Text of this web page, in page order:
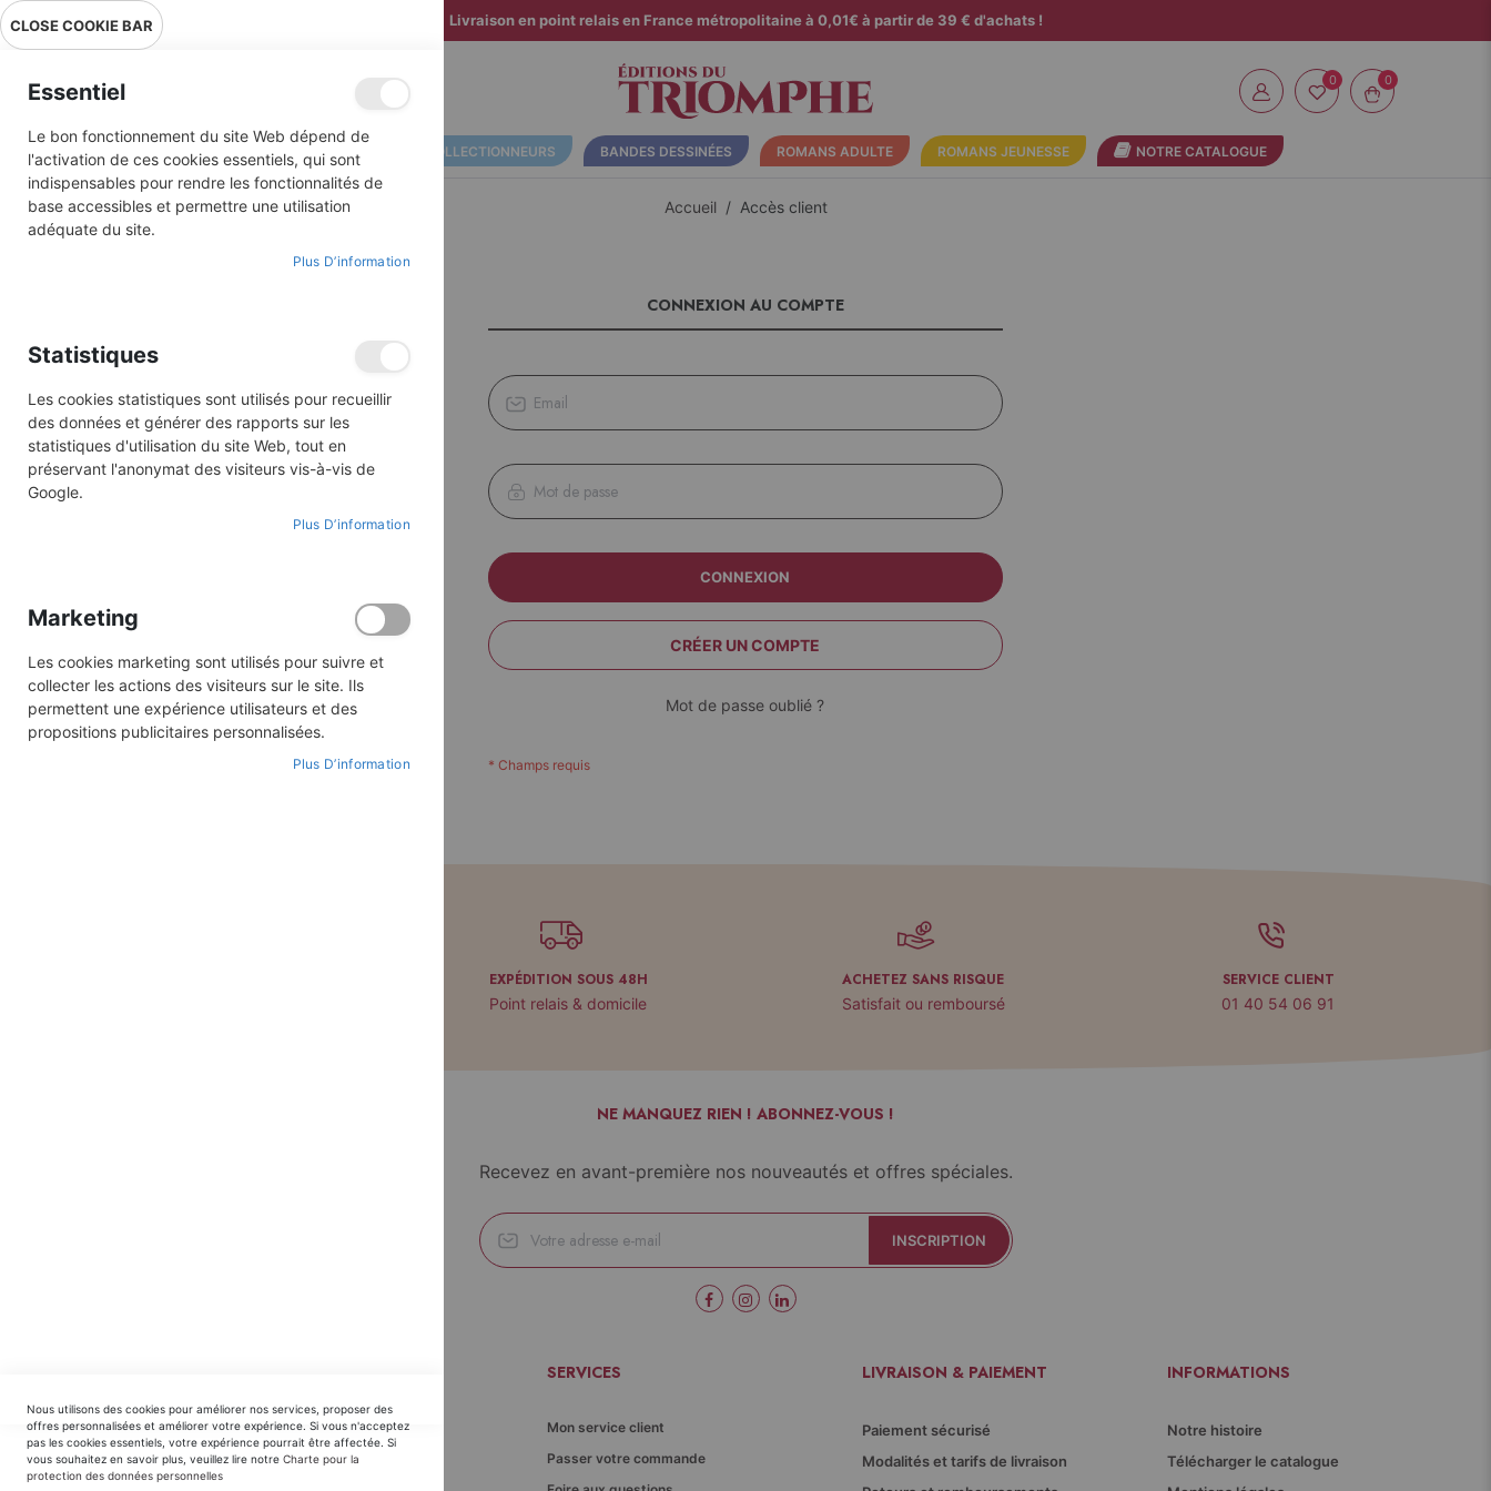
Livraison en point relais en France métropolitaine à 0,01€ à partir de 39 € d'achats !
0
ALBUMS ILLUSTRÉS BD COLLECTIONNEURS BANDES DESSINÉES ROMANS ADULTE ROMANS JEUNESSE NOTRE CATALOGUE
Accueil Accès client
CONNEXION AU COMPTE
CONNEXION
CRÉER UN COMPTE
Mot de passe oublié ?
EXPÉDITION SOUS 48H
Point relais & domicile
ACHETEZ SANS RISQUE
Satisfait ou remboursé
SERVICE CLIENT
01 40 54 06 91
NE MANQUEZ RIEN ! ABONNEZ-VOUS !
Recevez en avant-première nos nouveautés et offres spéciales.
INSCRIPTION
Horaires SAV :
du Lundi au Jeudi : 9h30 -12h30 / 14h - 17h30
Vendredi : 9h30 - 12h30 / 14h - 16h00
SERVICES
Mon service client
Passer votre commande
LIVRAISON & PAIEMENT
Paiement sécurisé
Modalités et tarifs de livraison
INFORMATIONS
Notre histoire
Télécharger le catalogue
CLOSE COOKIE BAR
Essentiel
Le bon fonctionnement du site Web dépend de
l'activation de ces cookies essentiels, qui sont
indispensables pour rendre les fonctionnalités de
base accessibles et permettre une utilisation
adéquate du site.
Plus D’information
Statistiques
Les cookies statistiques sont utilisés pour recueillir
des données et générer des rapports sur les
statistiques d'utilisation du site Web, tout en
préservant l'anonymat des visiteurs vis-à-vis de
Google.
Plus D’information
Marketing
Les cookies marketing sont utilisés pour suivre et
collecter les actions des visiteurs sur le site. Ils
permettent une expérience utilisateurs et des
propositions publicitaires personnalisées.
Plus D’information
Nous utilisons des cookies pour améliorer nos services, proposer des
offres personnalisées et améliorer votre expérience. Si vous n'acceptez
pas les cookies essentiels, votre expérience pourrait être affectée. Si
vous souhaitez en savoir plus, veuillez lire notre Charte pour la
protection des données personnelles